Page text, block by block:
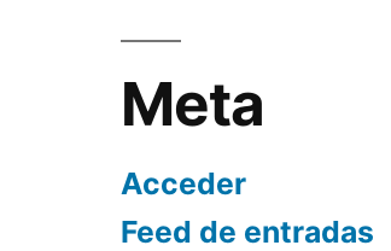
Meta
Acceder
Feed de entradas